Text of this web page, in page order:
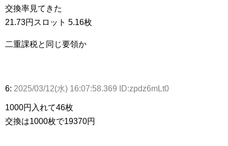
交換率見てきた
21.73円スロット 5.16枚
二重課税と同じ要領か
6: 2025/03/12(水) 16:07:58.369 ID:zpdz6mLt0
1000円入れて46枚
交換は1000枚で19370円